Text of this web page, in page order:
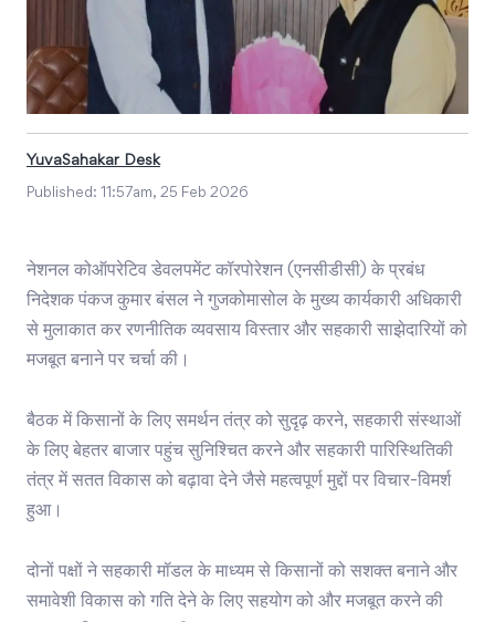
YuvaSahakar Desk
Published: 11:57am, 25 Feb 2026
नेशनल कोऑपरेटिव डेवलपमेंट कॉरपोरेशन (एनसीडीसी) के प्रबंध
निदेशक पंकज कुमार बंसल ने गुजकोमासोल के मुख्य कार्यकारी अधिकारी
से मुलाकात कर रणनीतिक व्यवसाय विस्तार और सहकारी साझेदारियों को
मजबूत बनाने पर चर्चा की।
बैठक में किसानों के लिए समर्थन तंत्र को सुदृढ़ करने, सहकारी संस्थाओं
के लिए बेहतर बाजार पहुंच सुनिश्चित करने और सहकारी पारिस्थितिकी
तंत्र में सतत विकास को बढ़ावा देने जैसे महत्वपूर्ण मुद्दों पर विचार-विमर्श
हुआ।
दोनों पक्षों ने सहकारी मॉडल के माध्यम से किसानों को सशक्त बनाने और
समावेशी विकास को गति देने के लिए सहयोग को और मजबूत करने की